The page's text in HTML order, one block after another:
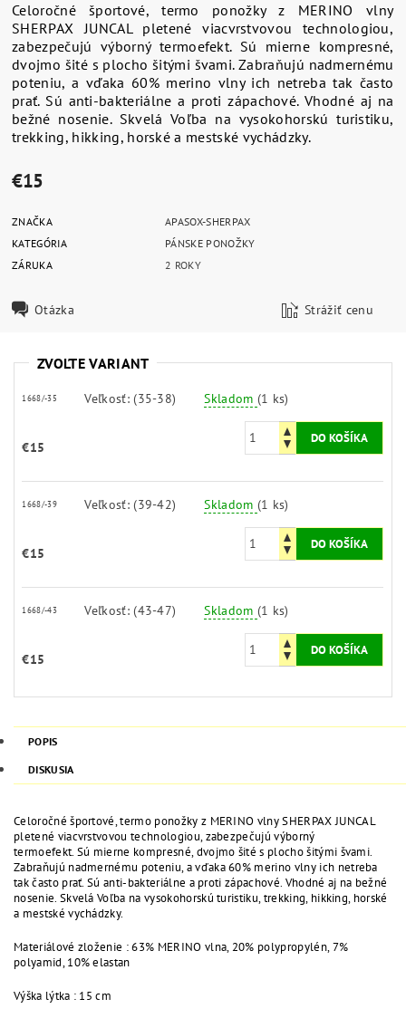
Celoročné športové, termo ponožky z MERINO vlny
SHERPAX JUNCAL pletené viacvrstvovou technologiou,
zabezpečujú výborný termoefekt. Sú mierne kompresné,
dvojmo šité s plocho šitými švami. Zabraňujú nadmernému
poteniu, a vďaka 60% merino vlny ich netreba tak často
prať. Sú anti-bakteriálne a proti zápachové. Vhodné aj na
bežné nosenie. Skvelá Voľba na vysokohorskú turistiku,
trekking, hikking, horské a mestské vychádzky.
€15
ZNAČKA
APASOX-SHERPAX
KATEGÓRIA
PÁNSKE PONOŽKY
ZÁRUKA
2 ROKY
Otázka Strážiť cenu
ZVOĽTE VARIANT
1668/-35 Veľkosť: (35-38) Skladom (1 ks)
€15
1668/-39 Veľkosť: (39-42) Skladom (1 ks)
€15
1668/-43 Veľkosť: (43-47) Skladom (1 ks)
€15
POPIS
DISKUSIA
Celoročné športové, termo ponožky z MERINO vlny SHERPAX JUNCAL
pletené viacvrstvovou technologiou, zabezpečujú výborný
termoefekt. Sú mierne kompresné, dvojmo šité s plocho šitými švami.
Zabraňujú nadmernému poteniu, a vďaka 60% merino vlny ich netreba
tak často prať. Sú anti-bakteriálne a proti zápachové. Vhodné aj na bežné
nosenie. Skvelá Voľba na vysokohorskú turistiku, trekking, hikking, horské
a mestské vychádzky.
Materiálové zloženie : 63% MERINO vlna, 20% polypropylén, 7%
polyamid, 10% elastan
Výška lýtka : 15 cm